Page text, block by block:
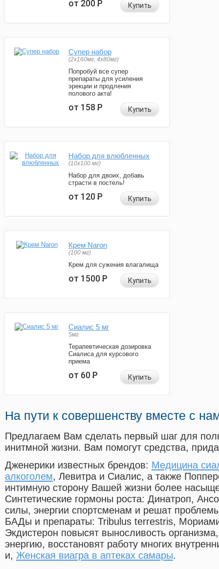
от 200Р Купить
Супер набор
(2х160мг, 4х80мг)
Попробуй все супер
препараты для усиления
эрекции и продления
полового акта!
от 158Р Купить
Набор для влюбленных
(10х100 мг)
Набор для двоих, добавь
страсти в постель!
от 120Р Купить
Крем Naron
(100 мг)
Крем для сужения влагалища
от 1500Р Купить
Сиалис 5 мг
5мг
Терапевтическая дозировка
Сиалиса для курсового
приема
от 60Р Купить
На пути к совершенству вместе с
Предлагаем Вам сделать первый шаг для
инитмной жизни. Вам помогут средства,
Дженерики известных брендов: Медицина
алкоголем, Левитра и Сиалис, а также
интимную сторону Вашей жизни более
Синтетические гормоны роста: Динатроп,
силы, энергии спортсменам и решат
БАДы и препараты: Tribulus terrestris,
Экдистерон повысят выносливость
энергию, восстановят работу многих
и, Женская виагра в аптеках самары.